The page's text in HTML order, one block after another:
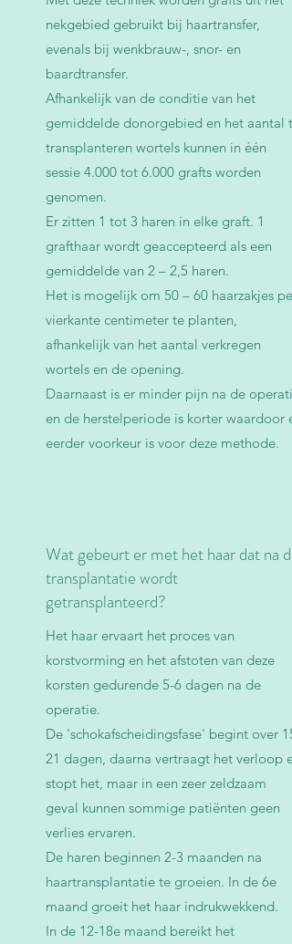
nekgebied gebruikt bij haartransfer,
evenals bij wenkbrauw-, snor- en
baardtransfer.
Afhankelijk van de conditie van het
gemiddelde donorgebied en het aantal te
transplanteren wortels kunnen in één
sessie 4.000 tot 6.000 grafts worden
genomen.
Er zitten 1 tot 3 haren in elke graft. 1
grafthaar wordt geaccepteerd als een
gemiddelde van 2 – 2,5 haren.
Het is mogelijk om 50 – 60 haarzakjes per
vierkante centimeter te planten,
afhankelijk van het aantal verkregen
wortels en de opening.
Daarnaast is er minder pijn na de operatie
en de herstelperiode is korter waardoor er
eerder voorkeur is voor deze methode.
Wat gebeurt er met het haar dat na de
transplantatie wordt
getransplanteerd?
Het haar ervaart het proces van
korstvorming en het afstoten van deze
korsten gedurende 5-6 dagen na de
operatie.
De 'schokafscheidingsfase' begint over 15-
21 dagen, daarna vertraagt ​​het verloop en
stopt het, maar in een zeer zeldzaam
geval kunnen sommige patiënten geen
verlies ervaren.
De haren beginnen 2-3 maanden na
haartransplantatie te groeien. In de 6e
maand groeit het haar indrukwekkend.
In de 12-18e maand bereikt het